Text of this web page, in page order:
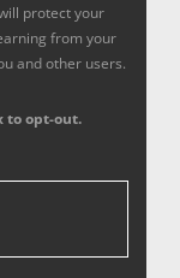
protect your
from your
and other users.
to opt-out.